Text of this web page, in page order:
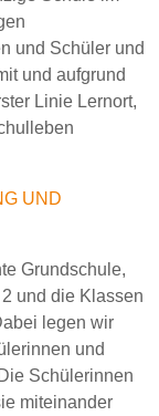
und Schüler und
und aufgrund
Linie Lernort,
UND
Grundschule,
und die Klassen
legen wir
und
Schülerinnen
miteinander